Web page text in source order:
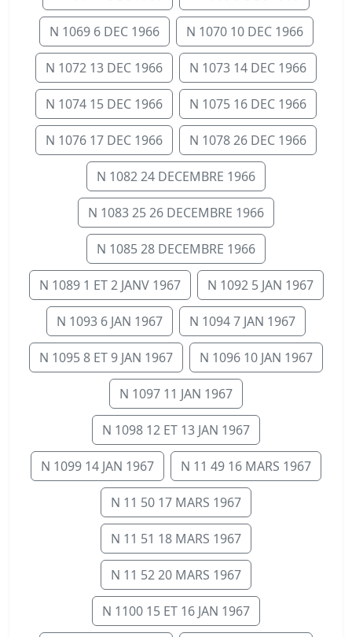
N 1069 6 DEC 1966 N 1070 10 DEC 1966
N 1072 13 DEC 1966 N 1073 14 DEC 1966
N 1074 15 DEC 1966 N 1075 16 DEC 1966
N 1076 17 DEC 1966 N 1078 26 DEC 1966
N 1082 24 DECEMBRE 1966
N 1083 25 26 DECEMBRE 1966
N 1085 28 DECEMBRE 1966
N 1089 1 ET 2 JANV 1967 N 1092 5 JAN 1967
N 1093 6 JAN 1967 N 1094 7 JAN 1967
N 1095 8 ET 9 JAN 1967 N 1096 10 JAN 1967
N 1097 11 JAN 1967
N 1098 12 ET 13 JAN 1967
N 1099 14 JAN 1967 N 11 49 16 MARS 1967
N 11 50 17 MARS 1967
N 11 51 18 MARS 1967
N 11 52 20 MARS 1967
N 1100 15 ET 16 JAN 1967